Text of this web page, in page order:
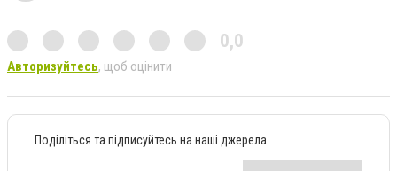
0,0
Авторизуйтесь, щоб оцінити
Поділіться та підписуйтесь на наші джерела